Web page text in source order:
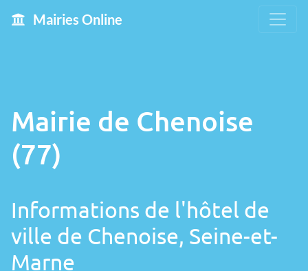
Mairies Online
Mairie de Chenoise
(77)
Informations de l'hôtel de
ville de Chenoise, Seine-et-
Marne